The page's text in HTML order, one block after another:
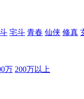
宅斗 青春 仙侠 修真
万 200万以上